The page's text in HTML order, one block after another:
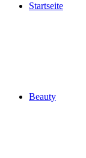
Startseite
Beauty